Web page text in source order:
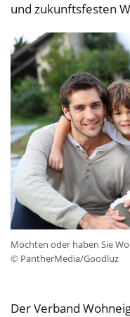
und zukunftsfesten
Möchten oder haben Sie
© PantherMedia/Goodluz
Der Verband